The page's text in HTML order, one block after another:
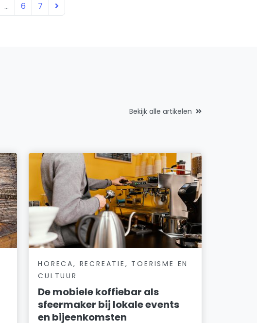
... 6 7
Bekijk alle artikelen
HORECA, RECREATIE, TOERISME EN
CULTUUR
De mobiele koffiebar als
sfeermaker bij lokale events
en bijeenkomsten